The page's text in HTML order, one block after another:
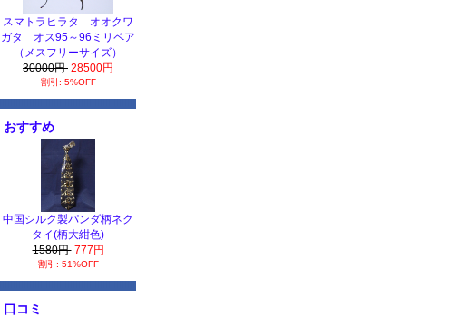
スマトラヒラタ オオクワ
ガタ オス95～96ミリペア
（メスフリーサイズ）
30000円 28500円
割引: 5%OFF
おすすめ
中国シルク製パンダ柄ネク
タイ(柄大紺色)
1580円 777円
割引: 51%OFF
口コミ